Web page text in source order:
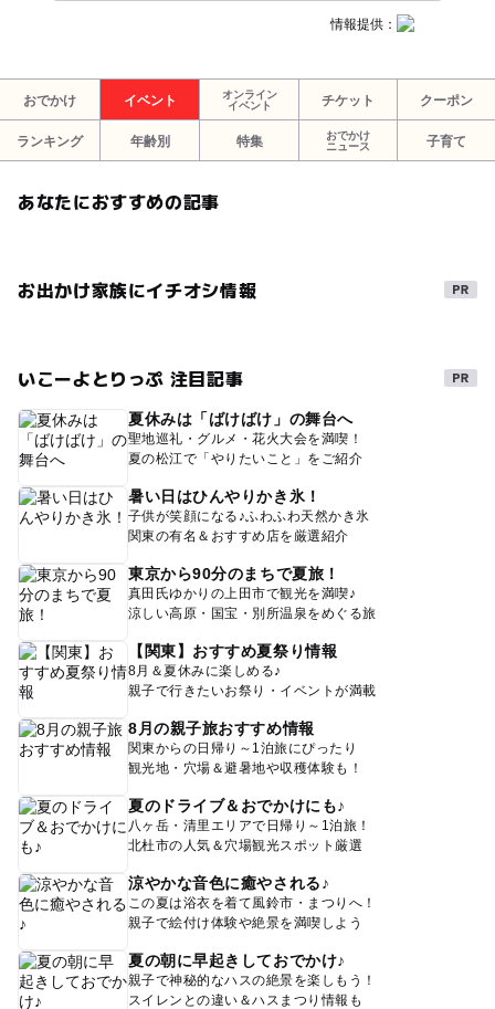
情報提供：
おでかけ イベント
オンライン
イベント
チケット クーポン
ランキング 年齢別 特集
おでかけ
ニュース
子育て
あなたにおすすめの記事
お出かけ家族にイチオシ情報
いこーよとりっぷ 注目記事
夏休みは「ばけばけ」の舞台へ
聖地巡礼・グルメ・花火大会を満喫！
夏の松江で「やりたいこと」をご紹介
暑い日はひんやりかき氷！
子供が笑顔になる♪ふわふわ天然かき氷
関東の有名＆おすすめ店を厳選紹介
東京から90分のまちで夏旅！
真田氏ゆかりの上田市で観光を満喫♪
涼しい高原・国宝・別所温泉をめぐる旅
【関東】おすすめ夏祭り情報
8月＆夏休みに楽しめる♪
親子で行きたいお祭り・イベントが満載
8月の親子旅おすすめ情報
関東からの日帰り～1泊旅にぴったり
観光地・穴場＆避暑地や収穫体験も！
夏のドライブ＆おでかけにも♪
八ヶ岳・清里エリアで日帰り～1泊旅！
北杜市の人気＆穴場観光スポット厳選
涼やかな音色に癒やされる♪
この夏は浴衣を着て風鈴市・まつりへ！
親子で絵付け体験や絶景を満喫しよう
夏の朝に早起きしておでかけ♪
親子で神秘的なハスの絶景を楽しもう！
スイレンとの違い＆ハスまつり情報も